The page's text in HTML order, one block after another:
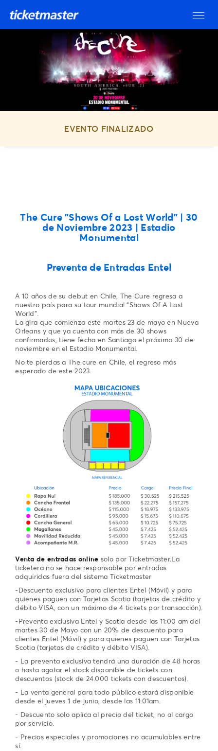
EVENTO FINALIZADO
The Cure "Shows Of a Lost World" | 30
de Noviembre 2023 | Estadio
Monumental
Preventa de Entradas Entel
A 10 años de su debut en Chile, The Cure regresa a
nuestro país para su tour mundial “Shows Of A Lost
World”.
La gira que comienza este martes 23 de mayo en Nueva
Orleans y que ya cuenta con más de 30 shows
confirmados, tiene fecha en Santiago el próximo 30 de
noviembre en el Estadio Monumental.
No te pierdas a The cure en Chile, el regreso más
esperado de este 2023.
Venta de entradas online solo por Ticketmaster.La
ticketera no se hace responsable por entradas
adquiridas fuera del sistema Ticketmaster
-Descuento exclusivo para clientes Entel (Móvil) y para
quienes paguen con Tarjetas Scotia (tarjetas de crédito y
débito VISA, con un máximo de 4 tickets por transacción).
-Preventa exclusiva Entel y Scotia desde las 11:00 am del
martes 30 de Mayo con un 20% de descuento para
clientes Entel (Móvil) y para quienes paguen con Tarjetas
Scotia (tarjetas de crédito y débito VISA).
- La preventa exclusiva tendrá una duración de 48 horas
o hasta agotar el stock disponible de tickets con
descuentos (stock de 24.000 tickets con descuentos).
- La venta general para todo público estará disponible
desde el jueves 1 de junio, desde las 11:01am.
- Descuento solo aplica al precio del ticket, no al cargo
por servicio.
- Precios especiales y promociones no acumulables entre
sí.